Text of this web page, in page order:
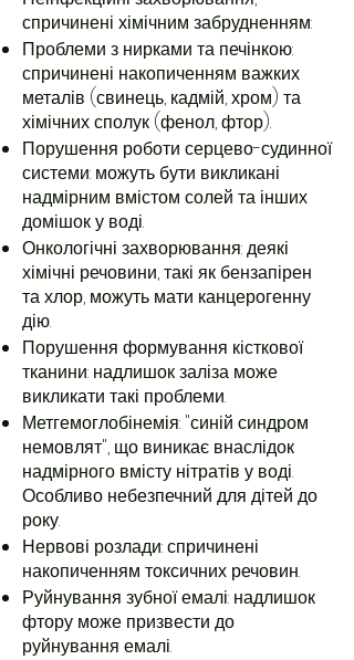
спричинені хімічним забрудненням:
Проблеми з нирками та печінкою:
спричинені накопиченням важких
металів (свинець, кадмій, хром) та
хімічних сполук (фенол, фтор).
Порушення роботи серцево-судинної
системи: можуть бути викликані
надмірним вмістом солей та інших
домішок у воді.
Онкологічні захворювання: деякі
хімічні речовини, такі як бензапірен
та хлор, можуть мати канцерогенну
дію.
Порушення формування кісткової
тканини: надлишок заліза може
викликати такі проблеми.
Метгемоглобінемія: "синій синдром
немовлят", що виникає внаслідок
надмірного вмісту нітратів у воді.
Особливо небезпечний для дітей до
року.
Нервові розлади: спричинені
накопиченням токсичних речовин.
Руйнування зубної емалі: надлишок
фтору може призвести до
руйнування емалі.